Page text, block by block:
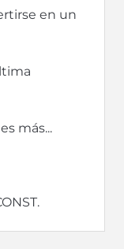
en un
más...